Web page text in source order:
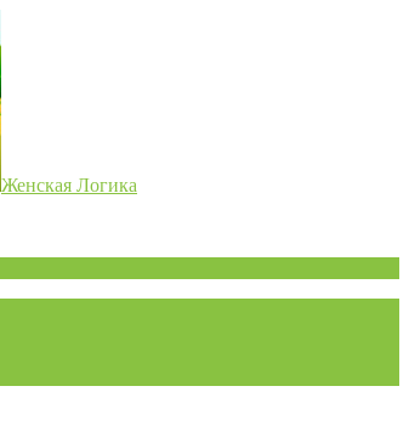
Женская Логика